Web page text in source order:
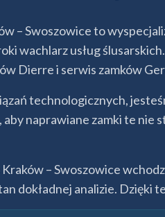
– Swoszowice to
wachlarz usług
Dierre i serwis zamków
technologicznych,
naprawiane zamki te
– Swoszowice
dokładnej analizie.